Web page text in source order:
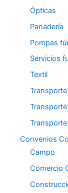
Ópticas
Panadería
Pompas
Servicios
Textil
Convenios
Campo
Comercio